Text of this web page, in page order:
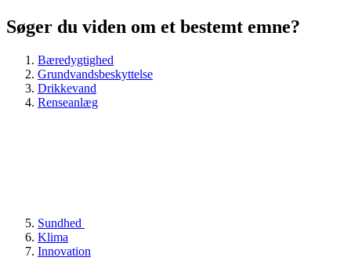
Søger du viden om et bestemt emne?
Bæredygtighed
Grundvandsbeskyttelse
Drikkevand
Renseanlæg
Sundhed
Klima
Innovation